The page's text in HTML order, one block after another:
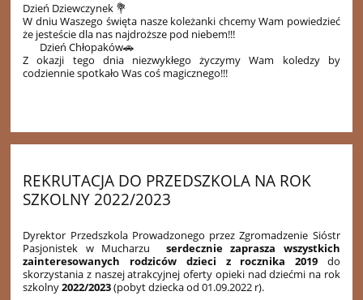
Dzień Dziewczynek 💐
W dniu Waszego święta nasze koleżanki chcemy Wam powiedzieć
że jesteście dla nas najdroższe pod niebem!!!
Dzień Chłopaków🚗
Z okazji tego dnia niezwykłego życzymy Wam koledzy by
codziennie spotkało Was coś magicznego!!!
REKRUTACJA DO PRZEDSZKOLA NA ROK
SZKOLNY 2022/2023
Dyrektor Przedszkola Prowadzonego przez Zgromadzenie Sióstr
Pasjonistek w Mucharzu serdecznie zaprasza wszystkich
zainteresowanych rodziców dzieci z rocznika 2019 do
skorzystania z naszej atrakcyjnej oferty opieki nad dziećmi na rok
szkolny2022/2023(pobyt dziecka od 01.09.2022 r).